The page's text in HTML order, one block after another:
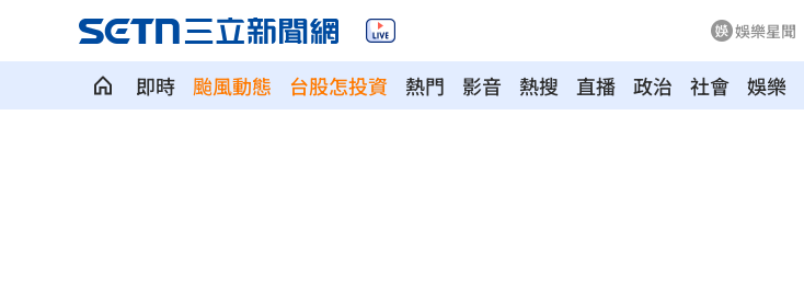
娛樂星聞
即時 颱風動態 台股怎投資 熱門 影音 熱搜 直播 政治 社會 娛樂